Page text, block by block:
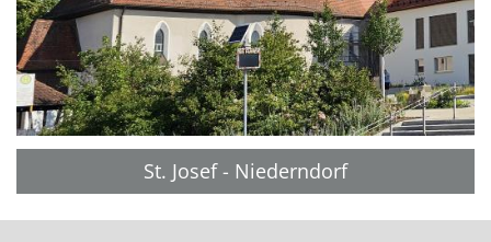
St. Josef - Niederndorf